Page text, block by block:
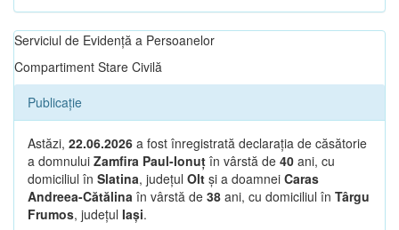
Serviciul de Evidență a Persoanelor
Compartiment Stare Civilă
Publicație
Astăzi, 22.06.2026 a fost înregistrată declarația de căsătorie
a domnului Zamfira Paul-Ionuț în vârstă de 40 ani, cu
domiciliul în Slatina, județul Olt și a doamnei Caras
Andreea-Cătălina în vârstă de 38 ani, cu domiciliul în Târgu
Frumos, județul Iași.